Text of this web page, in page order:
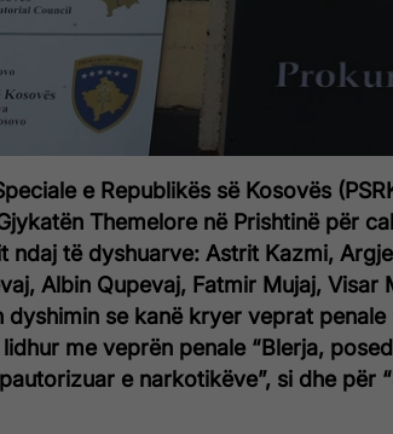
e Republikës së Kosovës
Themelore në Prishtinë për
ndaj të dyshuarve: Astrit Kazmi,
Albin Qupevaj, Fatmir Mujaj, Visar
dyshimin se kanë kryer veprat penale
me veprën penale “Blerja,
e narkotikëve”, si dhe për